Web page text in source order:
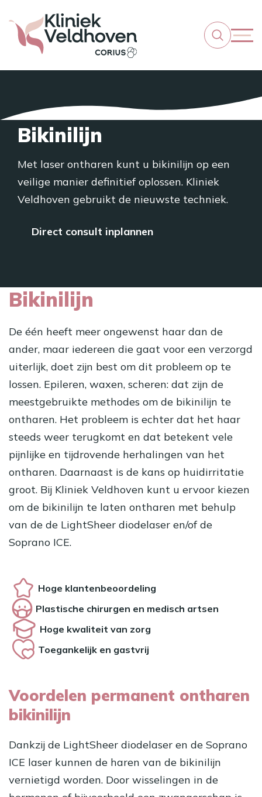
Bikinilijn
Met laser ontharen kunt u bikinilijn op een
veilige manier definitief oplossen. Kliniek
Veldhoven gebruikt de nieuwste techniek.
Direct consult inplannen
Bikinilijn
De één heeft meer ongewenst haar dan de
ander, maar iedereen die gaat voor een verzorgd
uiterlijk, doet zijn best om dit probleem op te
lossen. Epileren, waxen, scheren: dat zijn de
meestgebruikte methodes om de bikinilijn te
ontharen. Het probleem is echter dat het haar
steeds weer terugkomt en dat betekent vele
pijnlijke en tijdrovende herhalingen van het
ontharen. Daarnaast is de kans op huidirritatie
groot. Bij Kliniek Veldhoven kunt u ervoor kiezen
om de bikinilijn te laten ontharen met behulp
van de de LightSheer diodelaser en/of de
Soprano ICE.
Hoge klantenbeoordeling
Plastische chirurgen en medisch artsen
Hoge kwaliteit van zorg
Toegankelijk en gastvrij
Voordelen permanent ontharen
bikinilijn
Dankzij de LightSheer diodelaser en de Soprano
ICE laser kunnen de haren van de bikinilijn
vernietigd worden. Door wisselingen in de